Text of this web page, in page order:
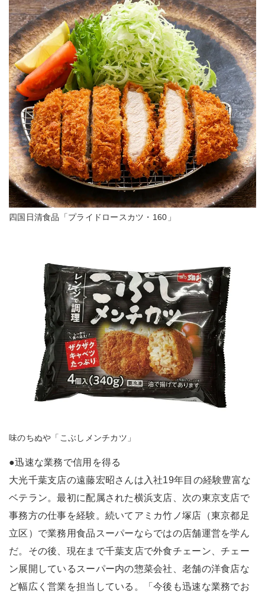
四国日清食品「プライドロースカツ・160」
味のちぬや「こぶしメンチカツ」
●迅速な業務で信用を得る
大光千葉支店の遠藤宏昭さんは入社19年目の経験豊富な
ベテラン。最初に配属された横浜支店、次の東京支店で
事務方の仕事を経験。続いてアミカ竹ノ塚店（東京都足
立区）で業務用食品スーパーならではの店舗運営を学ん
だ。その後、現在まで千葉支店で外食チェーン、チェー
ン展開しているスーパー内の惣菜会社、老舗の洋食店な
ど幅広く営業を担当している。「今後も迅速な業務でお